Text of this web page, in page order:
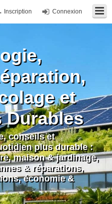
Connexion
Inscription
et
Durables
conseils et
plus durable :
maison & jardinage,
& réparations,
économie &